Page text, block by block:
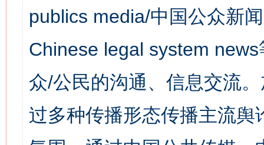
publics media/中国公众新
Chinese legal system
众/公民的沟通、信息交流
过多种传播形态传播主流